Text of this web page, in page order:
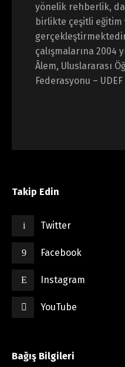
yönelik rehberlik,
birlikte çeşitli
çalışmalarına 2004
Âlem, Uluslararası
Federasyonu –
Takip Edin
Twitter
Facebook
Instagram
YouTube
Bağış Bilgileri